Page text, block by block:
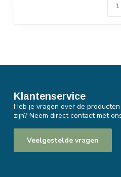
Klantenservice
Heb je vragen over de
zijn? Neem direct contact met
Veelgestelde vragen